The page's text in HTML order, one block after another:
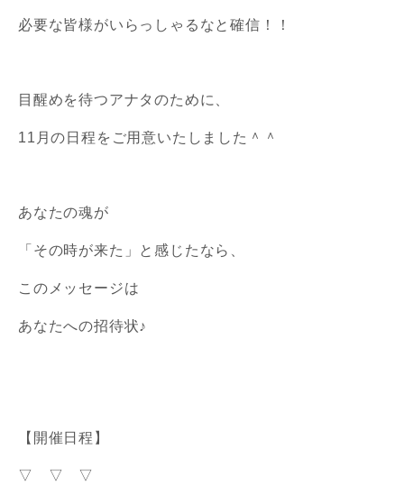
必要な皆様がいらっしゃるなと確信！！
目醒めを待つアナタのために、
11月の日程をご用意いたしました＾＾
あなたの魂が
「その時が来た」と感じたなら、
このメッセージは
あなたへの招待状♪
【開催日程】
▽ ▽ ▽